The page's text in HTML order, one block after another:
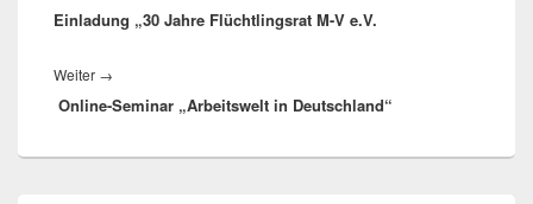
Beitrag:
Einladung „30 Jahre Flüchtlingsrat M-V e.V.
Weiter →
Beitrag:
Online-Seminar „Arbeitswelt in Deutschland“